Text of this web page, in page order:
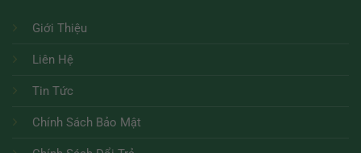
Giới Thiệu
Liên Hệ
Tin Tức
Chính Sách Bảo Mật